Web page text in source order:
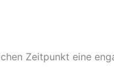
Zeitpunkt eine